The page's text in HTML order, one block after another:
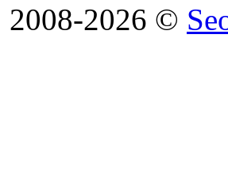
2008-2026 ©